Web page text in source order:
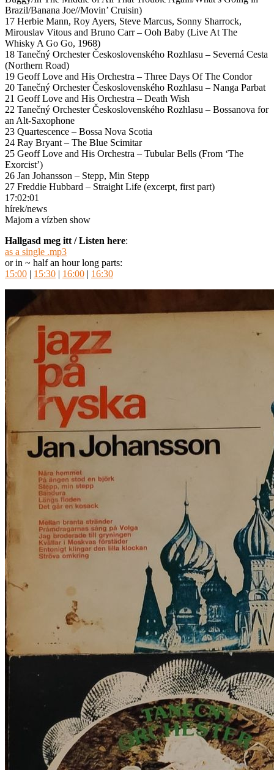
Brazil/Banana Joe//Movin’ Cruisin)
17 Herbie Mann, Roy Ayers, Steve Marcus, Sonny Sharrock,
Mirouslav Vitous and Bruno Carr – Ooh Baby (Live At The
Whisky A Go Go, 1968)
18 Tanečný Orchester Československého Rozhlasu – Severná Cesta
(Northern Road)
19 Geoff Love and His Orchestra – Three Days Of The Condor
20 Tanečný Orchester Československého Rozhlasu – Nanga Parbat
21 Geoff Love and His Orchestra – Death Wish
22 Tanečný Orchester Československého Rozhlasu – Bossanova for
an Alt-Saxophone
23 Quartescence – Bossa Nova Scotia
24 Ray Bryant – The Blue Scimitar
25 Geoff Love and His Orchestra – Tubular Bells (From ‘The
Exorcist’)
26 Jan Johansson – Stepp, Min Stepp
27 Freddie Hubbard – Straight Life (excerpt, first part)
17:02:01
hírek/news
Majom a vízben show
Hallgasd meg itt / Listen here:
as a single .mp3
or in ~ half an hour long parts:
15:00 | 15:30 | 16:00 | 16:30